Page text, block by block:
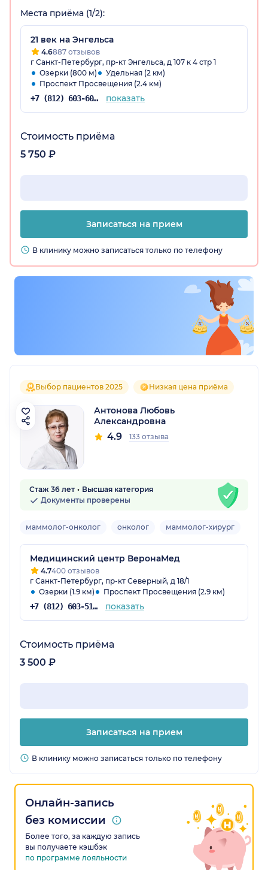
рекомендую этого внимательного и
Места приёма (1/2):
21 век на Энгельса
4.6887 отзывов
г Санкт-Петербург, пр-кт Энгельса, д 107 к 4 стр 1
Озерки (800 м)
Удельная (2 км)
Проспект Просвещения (2.4 км)
+7 (812) 603-60-42 показать
Стоимость приёма
5 750 ₽
Записаться на прием
В клинику можно записаться только по телефону
Выбор пациентов 2025 Низкая цена приёма
Антонова Любовь
Александровна
4.9 133 отзыва
Стаж 36 лет
Высшая категория
Документы проверены
маммолог-онколог онколог маммолог-хирург
Медицинский центр ВеронаМед
4.7400 отзывов
г Санкт-Петербург, пр-кт Северный, д 18/1
Озерки (1.9 км)
Проспект Просвещения (2.9 км)
+7 (812) 603-51-16 показать
Стоимость приёма
3 500 ₽
Записаться на прием
В клинику можно записаться только по телефону
Онлайн-запись
без комиссии
Более того, за каждую запись
вы получаете кэшбэк
по программе лояльности